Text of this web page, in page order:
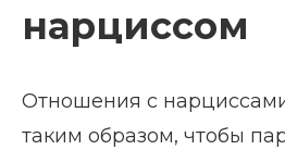
нарциссом
Отношения с
таким образом, чтобы